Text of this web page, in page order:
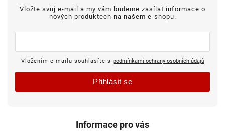
Informace pro vás
Vložte svůj e-mail a my vám budeme zasílat informace o
nových produktech na našem e-shopu.
Vložením e-mailu souhlasíte s podmínkami ochrany osobních údajů
Přihlásit se